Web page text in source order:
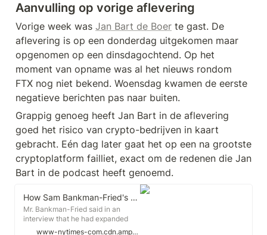
Aanvulling op vorige aflevering
Vorige week was Jan Bart de Boer te gast. De
aflevering is op een donderdag uitgekomen maar
opgenomen op een dinsdagochtend. Op het
moment van opname was al het nieuws rondom
FTX nog niet bekend. Woensdag kwamen de eerste
negatieve berichten pas naar buiten.
Grappig genoeg heeft Jan Bart in de aflevering
goed het risico van crypto-bedrijven in kaart
gebracht. Eén dag later gaat het op een na grootste
cryptoplatform failliet, exact om de redenen die Jan
Bart in de podcast heeft genoemd.
How Sam Bankman-Fried's Crypto Empire Collapsed
Mr. Bankman-Fried said in an
interview that he had expanded
too fast and failed to see warningwww-nytimes-com.cdn.ampproject.org